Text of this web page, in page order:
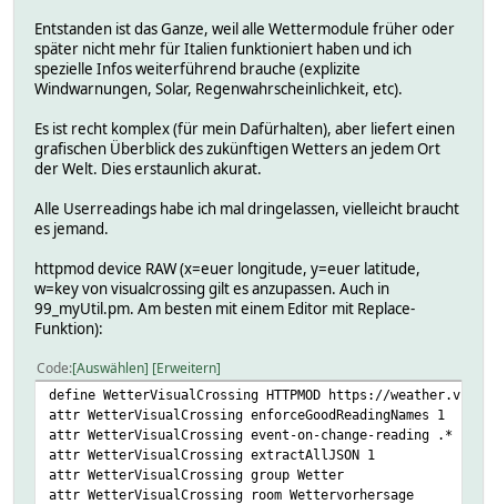
Entstanden ist das Ganze, weil alle Wettermodule früher oder
später nicht mehr für Italien funktioniert haben und ich
spezielle Infos weiterführend brauche (explizite
Windwarnungen, Solar, Regenwahrscheinlichkeit, etc).
Es ist recht komplex (für mein Dafürhalten), aber liefert einen
grafischen Überblick des zukünftigen Wetters an jedem Ort
der Welt. Dies erstaunlich akurat.
Alle Userreadings habe ich mal dringelassen, vielleicht braucht
es jemand.
httpmod device RAW (x=euer longitude, y=euer latitude,
w=key von visualcrossing gilt es anzupassen. Auch in
99_myUtil.pm. Am besten mit einem Editor mit Replace-
Funktion):
Code Auswählen Erweitern
define WetterVisualCrossing HTTPMOD https://
attr WetterVisualCrossing enforceGoodReadingNames 1
attr WetterVisualCrossing event-on-change-reading .*
attr WetterVisualCrossing extractAllJSON 1
attr WetterVisualCrossing group Wetter
attr WetterVisualCrossing room Wettervorhersage